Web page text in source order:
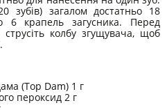
зубів) загалом достатньо 18
6 крапель загусника. Перед
колбу згущувача, щоб
(Top Dam) 1 г
пероксид 2 г